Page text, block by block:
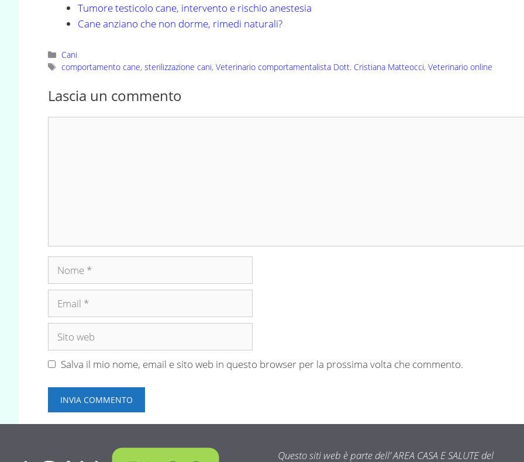
Tumore testicolo cane, intervento e rischio anestesia
Cane anziano che non dorme, rimedi naturali?
Categorie
Cani
Tag
comportamento cane,sterilizzazione cani,Veterinario comportamentalista Dott. Cristiana Matteocci,Veterinario online
Lascia un commento
Nome
Email
Sito
Salva il mio nome, email e sito web in questo browser per la prossima volta che commento.
Questo siti web è parte dell’ AREA CASA E SALUTE del